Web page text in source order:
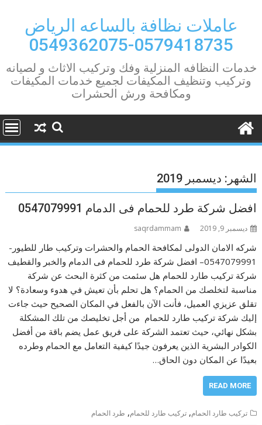
contentعاملات نظافة بالساعه الرياض
0579418735-0549362075
خدمات النظافه المنزلية وفك وتركيب الاثاث و لصيانه
وتركيب وتنظيف المكيفات لجميع خدمات المكيفات
ومكافحة ورش الحشرات
الشهر: ديسمبر 2019
افضل شركة طرد للحمام فى الدمام 0547079991
ديسمبر 9, 2019 saqrdammam
شركه الامان الدولى لمكافحة الحمام والحشرات وتركيب طار للطيور-
0547079991– افضل شركة طرد للحمام فى الدمام والخبر والقطيف
شركة تركيب طارد للحمام هل سئمت من كثرة البحث عن شركة
مناسبة لتخلصك من الحمام؟ هل تحلم بأن تعيش في هدوء وسعادة؟ لا
تقلق عزيزي العميل، فأنت الآن بالفعل في المكان الصحيح حيث جاءت
إليك شركة تركيب طارد للحمام من أجل تخليصك من تلك المشكلة
بشكل نهائي، حيث تعتمد الشركة على فريق عمل يضم باقة من أفضل
الكوادر البشرية الذين يعرفون جيدًا كيفية التعامل مع الحمام وطرده
بعيدًا عن المكان دون الحاق…
READ MORE
تركيب طارد الحمام,تركيب طارد للحمام, طرد الحمام